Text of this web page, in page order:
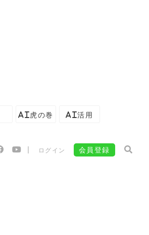
AI虎の巻 AI活用
ログイン 会員登録